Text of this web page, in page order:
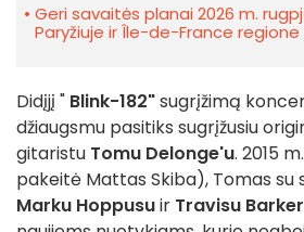
Geri savaitės planai 2026 m.
Paryžiuje ir Île-de-France regione
Didįjį " Blink-182"sugrįžimą
džiaugsmu pasitiks sugrįžusiu
gitaristu Tomu Delonge'u. 2015
pakeitė Mattas Skiba), Tomas su
Marku Hoppusuir Travisu